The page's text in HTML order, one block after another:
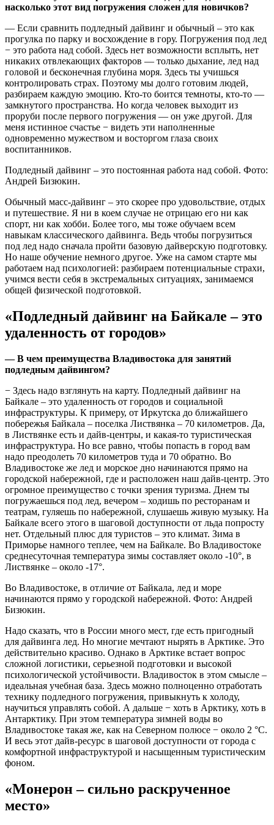
насколько этот вид погружения сложен для новичков?
— Если сравнить подледный дайвинг и обычный – это как
прогулка по парку и восхождение в гору. Погружения под лед
− это работа над собой. Здесь нет возможности всплыть, нет
никаких отвлекающих факторов — только дыхание, лед над
головой и бесконечная глубина моря. Здесь ты учишься
контролировать страх. Поэтому мы долго готовим людей,
разбираем каждую эмоцию. Кто-то боится темноты, кто-то —
замкнутого пространства. Но когда человек выходит из
проруби после первого погружения — он уже другой. Для
меня истинное счастье − видеть эти наполненные
одновременно мужеством и восторгом глаза своих
воспитанников.
Подледный дайвинг – это постоянная работа над собой. Фото:
Андрей Бизюкин.
Обычный масс-дайвинг – это скорее про удовольствие, отдых
и путешествие. Я ни в коем случае не отрицаю его ни как
спорт, ни как хобби. Более того, мы тоже обучаем всем
навыкам классического дайвинга. Ведь чтобы погрузиться
под лед надо сначала пройти базовую дайверскую подготовку.
Но наше обучение немного другое. Уже на самом старте мы
работаем над психологией: разбираем потенциальные страхи,
учимся вести себя в экстремальных ситуациях, занимаемся
общей физической подготовкой.
«Подледный дайвинг на Байкале – это
удаленность от городов»
— В чем преимущества Владивостока для занятий
подледным дайвингом?
− Здесь надо взглянуть на карту. Подледный дайвинг на
Байкале – это удаленность от городов и социальной
инфраструктуры. К примеру, от Иркутска до ближайшего
побережья Байкала – поселка Листвянка – 70 километров. Да,
в Листвянке есть и дайв-центры, и какая-то туристическая
инфраструктура. Но все равно, чтобы попасть в город вам
надо преодолеть 70 километров туда и 70 обратно. Во
Владивостоке же лед и морское дно начинаются прямо на
городской набережной, где и расположен наш дайв-центр. Это
огромное преимущество с точки зрения туризма. Днем ты
погружаешься под лед, вечером – ходишь по ресторанам и
театрам, гуляешь по набережной, слушаешь живую музыку. На
Байкале всего этого в шаговой доступности от льда попросту
нет. Отдельный плюс для туристов – это климат. Зима в
Приморье намного теплее, чем на Байкале. Во Владивостоке
среднесуточная температура зимы составляет около -10°, в
Листвянке – около -17°.
Во Владивостоке, в отличие от Байкала, лед и море
начинаются прямо у городской набережной. Фото: Андрей
Бизюкин.
Надо сказать, что в России много мест, где есть пригодный
для дайвинга лед. Но многие мечтают нырять в Арктике. Это
действительно красиво. Однако в Арктике встает вопрос
сложной логистики, серьезной подготовки и высокой
психологической устойчивости. Владивосток в этом смысле –
идеальная учебная база. Здесь можно полноценно отработать
технику подледного погружения, привыкнуть к холоду,
научиться управлять собой. А дальше − хоть в Арктику, хоть в
Антарктику. При этом температура зимней воды во
Владивостоке такая же, как на Северном полюсе − около 2 °C.
И весь этот дайв-ресурс в шаговой доступности от города с
комфортной инфраструктурой и насыщенным туристическим
фоном.
«Монерон – сильно раскрученное
место»